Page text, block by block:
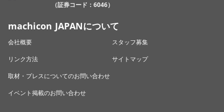
（証券コード：6046）
machicon JAPANについて
会社概要
スタッフ募集
リンク方法
サイトマップ
取材・プレスについてのお問い合わせ
イベント掲載のお問い合わせ